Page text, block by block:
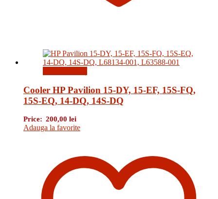
Cooler HP Pavilion 15-DY, 15-EF, 15S-FQ,
15S-EQ, 14-DQ, 14S-DQ
Price: 200,00 lei
Adauga la favorite